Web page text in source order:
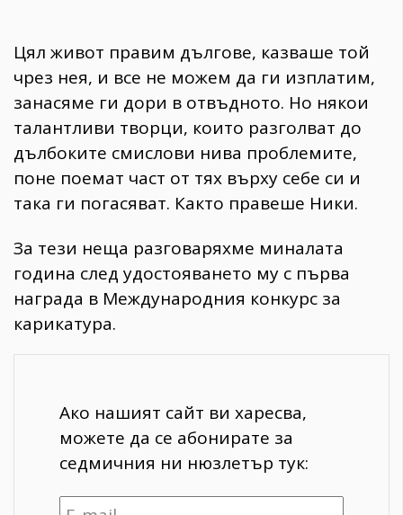
Цял живот правим дългове, казваше той
чрез нея, и все не можем да ги изплатим,
занасяме ги дори в отвъдното. Но някои
талантливи творци, които разголват до
дълбоките смислови нива проблемите,
поне поемат част от тях върху себе си и
така ги погасяват. Както правеше Ники.
За тези неща разговаряхме миналата
година след удостояването му с първа
награда в Международния конкурс за
карикатура.
Ако нашият сайт ви харесва,
можете да се абонирате за
седмичния ни нюзлетър тук: